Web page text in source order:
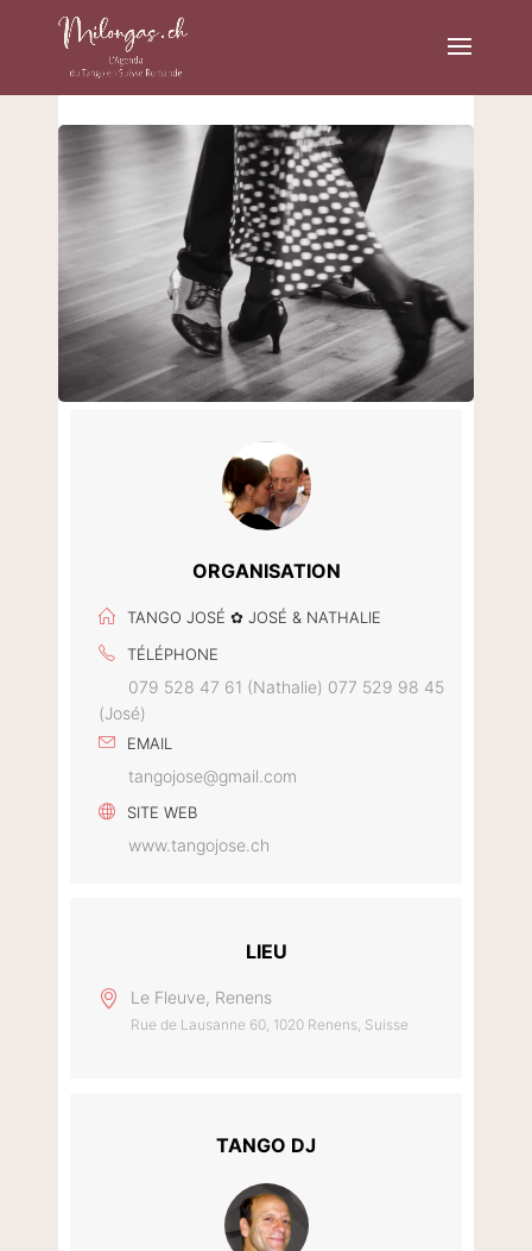
ORGANISATION
TANGO JOSÉ ✿ JOSÉ & NATHALIE
TÉLÉPHONE
079 528 47 61 (Nathalie) 077 529 98 45
(José)
EMAIL
tangojose@gmail.com
SITE WEB
www.tangojose.ch
LIEU
Le Fleuve, Renens
Rue de Lausanne 60, 1020 Renens, Suisse
TANGO DJ